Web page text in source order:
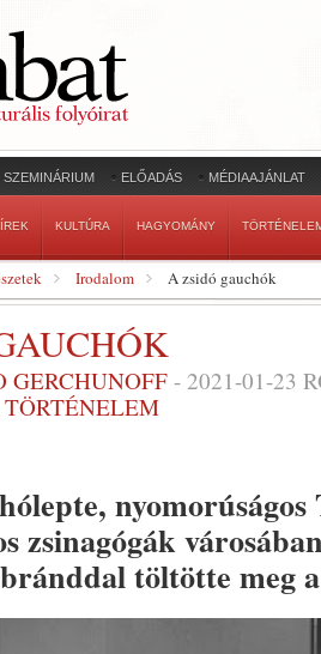
SZEMINÁRIUM ELŐADÁS MÉDIAAJÁNLAT
KULTÚRA HAGYOMÁNY
Irodalom A zsidó gauchók
GERCHUNOFF - 2021-01-23
TÖRTÉNELEM
zsinagógák
töltötte meg